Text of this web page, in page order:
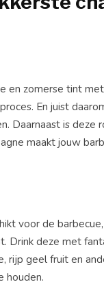
en zomerse tint
En juist
Daarnaast is deze
maakt jouw
voor de
deze met
rijp geel fruit en
houden.